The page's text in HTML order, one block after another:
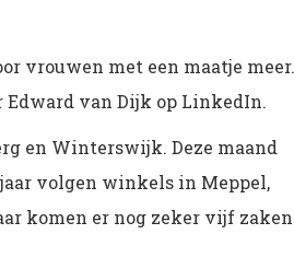
vrouwen met een maatje meer.
Edward van Dijk op LinkedIn.
en Winterswijk. Deze maand
volgen winkels in Meppel,
komen er nog zeker vijf zaken